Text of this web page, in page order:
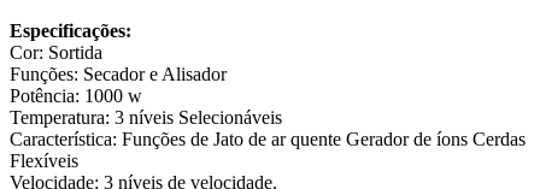
Especificações:
Cor: Sortida
Funções: Secador e Alisador
Potência: 1000 w
Temperatura: 3 níveis Selecionáveis
Característica: Funções de Jato de ar quente Gerador de íons Cerdas
Flexíveis
Velocidade: 3 níveis de velocidade.